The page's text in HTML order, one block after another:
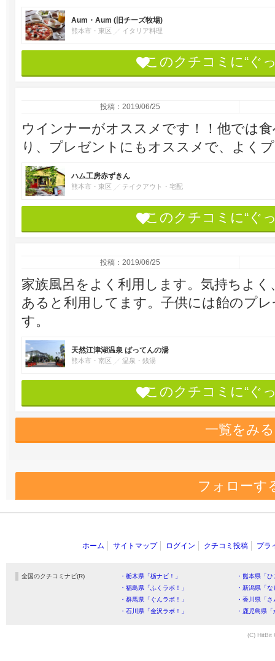
Aum・Aum (旧チーズ牧場)
熊本市・東区 イタリア料理
このクチコミに“ぐ
投稿：2019/06/25
ウインナーがオススメです！！他では
り、プレゼントにもオススメで、よく
ハム工房赤ずきん
熊本市・東区 テイクアウト・宅配
このクチコミに“ぐ
投稿：2019/06/25
家族風呂をよく利用します。気持ちよ
あると利用してます。子供には飴のプ
す。
天然江津湖温泉 ばってんの湯
熊本市・南区 温泉・銭湯
このクチコミに“ぐ
一覧をみる
フォローす
ホーム サイトマップ ログイン クチコミ投稿 プラ
全国のクチコミナビ(R) ・栃木県「栃ナビ！」
・熊本県「
・福島県「ふくラボ！」
・新潟県「
・群馬県「ぐんラボ！」
・香川県「
・石川県「金沢ラボ！」
・鹿児島県
(C) HitBit